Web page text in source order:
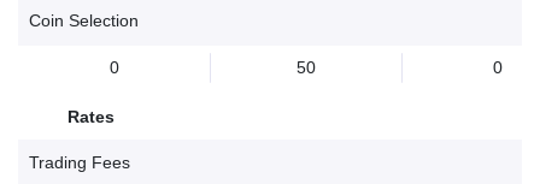
Coin Selection
0 50 0
Rates
Trading Fees